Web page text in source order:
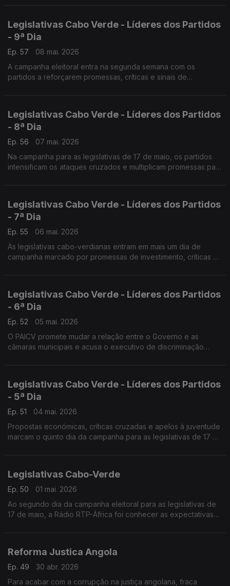
Legislativas Cabo Verde - Líderes dos Partidos
- 9ª Dia
Ep. 57
08 mai. 2026
A campanha eleitoral entra na segunda semana com os
partidos a reforçarem promessas, críticas e sinais de
Legislativas Cabo Verde - Líderes dos Partidos
- 8ª Dia
Ep. 56
07 mai. 2026
Na campanha para as legislativas de 17 de maio, os partidos
intensificam os ataques cruzados e multiplicam promessas para
Legislativas Cabo Verde - Líderes dos Partidos
- 7ª Dia
Ep. 55
06 mai. 2026
As legislativas cabo-verdianas entram em mais um dia de
campanha marcado por promessas de investimento, críticas à
Legislativas Cabo Verde - Líderes dos Partidos
- 6ª Dia
Ep. 52
05 mai. 2026
O PAICV promete mudar a relação entre o Governo e as
câmaras municipais e acusa o executivo de discriminação
Legislativas Cabo Verde - Líderes dos Partidos
- 5ª Dia
Ep. 51
04 mai. 2026
Propostas económicas, críticas cruzadas e apelos à juventude
marcam o quinto dia da campanha para as legislativas de 17 de
Legislativas Cabo-Verde
Ep. 50
01 mai. 2026
Ao segundo dia da campanha eleitoral para as legislativas de
17 de maio, a Rádio RTP-África foi conhecer as expectativas
Reforma Justica Angola
Ep. 49
30 abr. 2026
Para acabar com a corrupção na justiça angolana, fraca